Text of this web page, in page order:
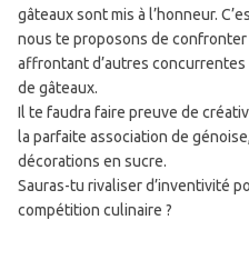
gâteaux sont mis à l’honneur.
nous te proposons de
affrontant d’autres
de gâteaux.
Il te faudra faire preuve de
la parfaite association de
décorations en sucre.
Sauras-tu rivaliser d’inventivité
compétition culinaire ?